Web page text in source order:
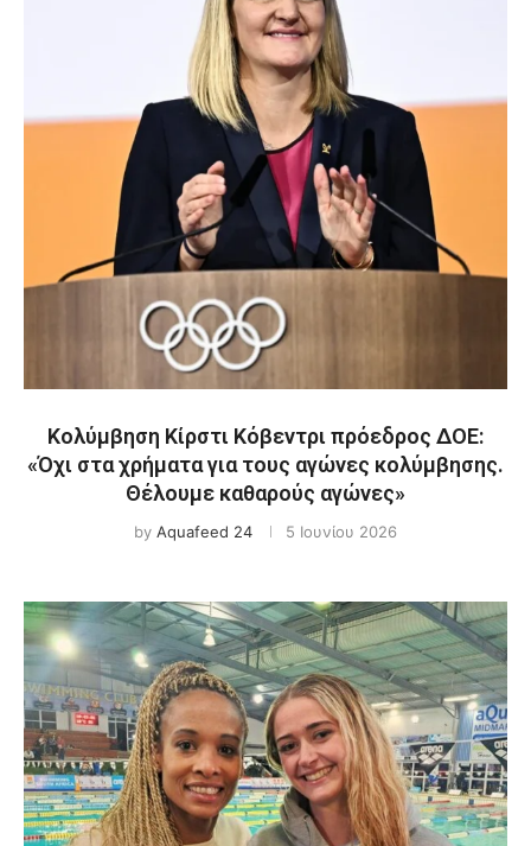
Κολύμβηση Κίρστι Κόβεντρι πρόεδρος ΔΟΕ:
«Όχι στα χρήματα για τους αγώνες κολύμβησης.
Θέλουμε καθαρούς αγώνες»
by Aquafeed 24 5 Ιουνίου 2026